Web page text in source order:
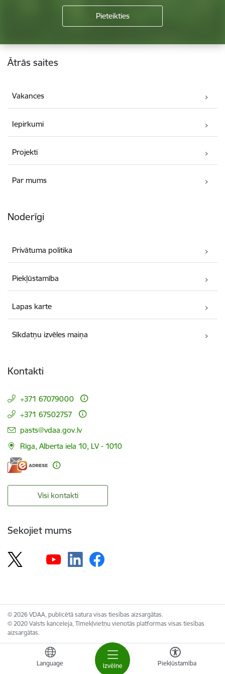
Izvēlne
Language Piekļūstamība
Kājene
Ātrās saites
Vakances
Iepirkumi
Projekti
Par mums
Noderīgi
Privātuma politika
Piekļūstamība
Lapas karte
Sīkdatņu izvēles maiņa
Kontakti
+371 67079000
+371 67502757
E-pasts:
pasts@vdaa.gov.lv
Rīga, Alberta iela 10, LV - 1010
Visi kontakti
Sekojiet mums
© 2026 VDAA, publicētā satura visas tiesības aizsargātas.
© 2020 Valsts kanceleja, Tīmekļvietņu vienotās platformas visas tiesības
aizsargātas.